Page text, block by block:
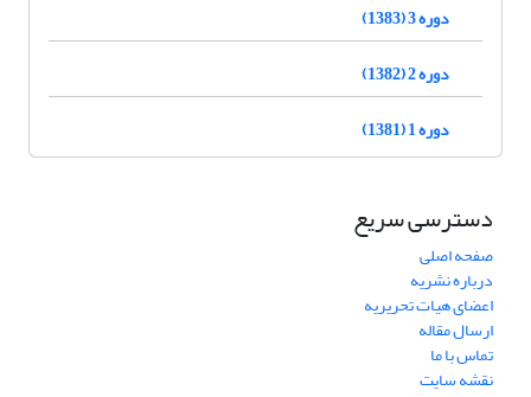
دوره 3 (1383)
دوره 2 (1382)
دوره 1 (1381)
دسترسی سریع
صفحه اصلی
درباره نشریه
اعضای هیات تحریریه
ارسال مقاله
تماس با ما
نقشه سایت